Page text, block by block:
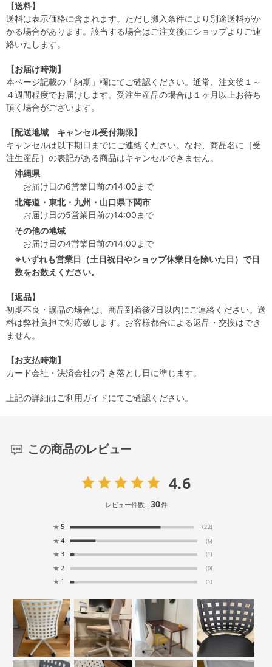
【送料】
送料は表示価格に含まれます。ただし搬入条件により別途送料がか
かる場合があります。該当する場合はご注文後にショップよりご連
絡いたします。
【お届け時期】
本ページ記載の「納期」欄にてご確認ください。通常、注文後１～
４週間程度でお届けします。受注生産品の場合は１ヶ月以上お待ち
頂く場合がございます。
【配送地域 キャンセル受付期限】
キャンセルは以下期日までにご連絡ください。なお、商品名に［受
注生産品］の表記がある商品はキャンセルできません。
沖縄県
お届け日の6営業日前の14:00まで
北海道・東北・九州・山口県下関市
お届け日の5営業日前の14:00まで
その他の地域
お届け日の4営業日前の14:00まで
※いずれも営業日（土日祝日やショップ休業日を除いた日）で日
数をお数えください。
【返品】
初期不良・誤品の場合は、商品到着後7日以内にご連絡ください。送
料は弊社負担で対応致します。お客様都合による返品・交換はでき
ません。
【お支払時期】
カード会社・決済会社の引き落とし日に準じます。
上記の詳細はご利用ガイドにてご確認ください。
この商品のレビュー
4.6
レビュー件数：30件
★ 5 (22)
★ 4 (6)
★ 3 (1)
★ 2 (0)
★ 1 (1)